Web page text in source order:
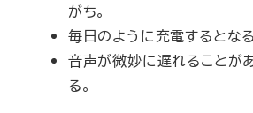
がち。
毎日のように充電するとな
音声が微妙に遅れることが
る。